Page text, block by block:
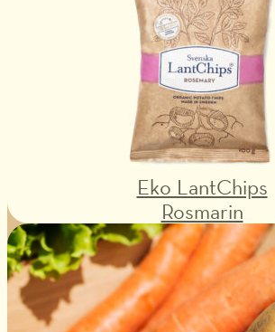
Eko LantChips
Rosmarin